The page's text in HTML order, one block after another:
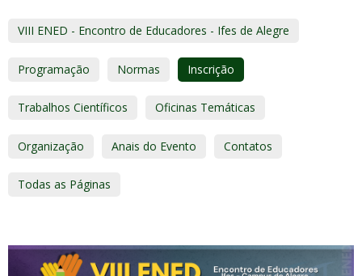
VIII ENED - Encontro de Educadores - Ifes de Alegre
Programação Normas Inscrição
Trabalhos Científicos Oficinas Temáticas
Organização Anais do Evento Contatos
Todas as Páginas